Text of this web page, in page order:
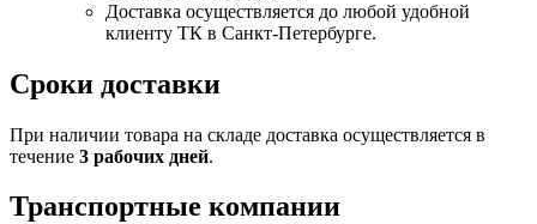
Доставка осуществляется до любой удобной
клиенту ТК в Санкт-Петербурге.
Сроки доставки
При наличии товара на складе доставка осуществляется в
течение 3 рабочих дней.
Транспортные компании